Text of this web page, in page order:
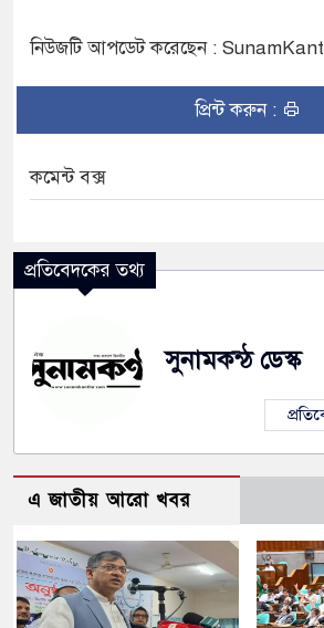
নিউজটি আপডেট করেছেন :
প্রিন্ট করুন :
কমেন্ট বক্স
প্রতিবেদকের তথ্য
সুনামকন্ঠ ডেস্ক
এ জাতীয় আরো খবর